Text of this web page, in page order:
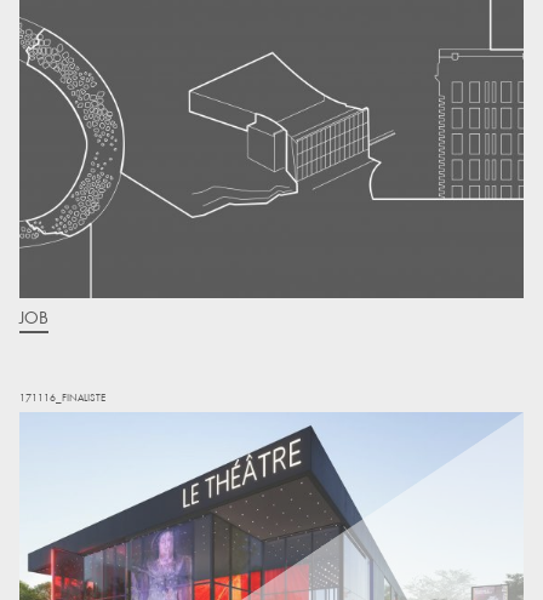
JOB
171116_FINALISTE